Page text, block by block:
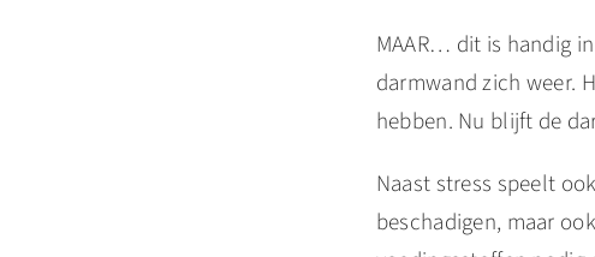
MAAR… dit is handig
darmwand zich weer.
hebben. Nu blijft de
Naast stress speelt
beschadigen, maar